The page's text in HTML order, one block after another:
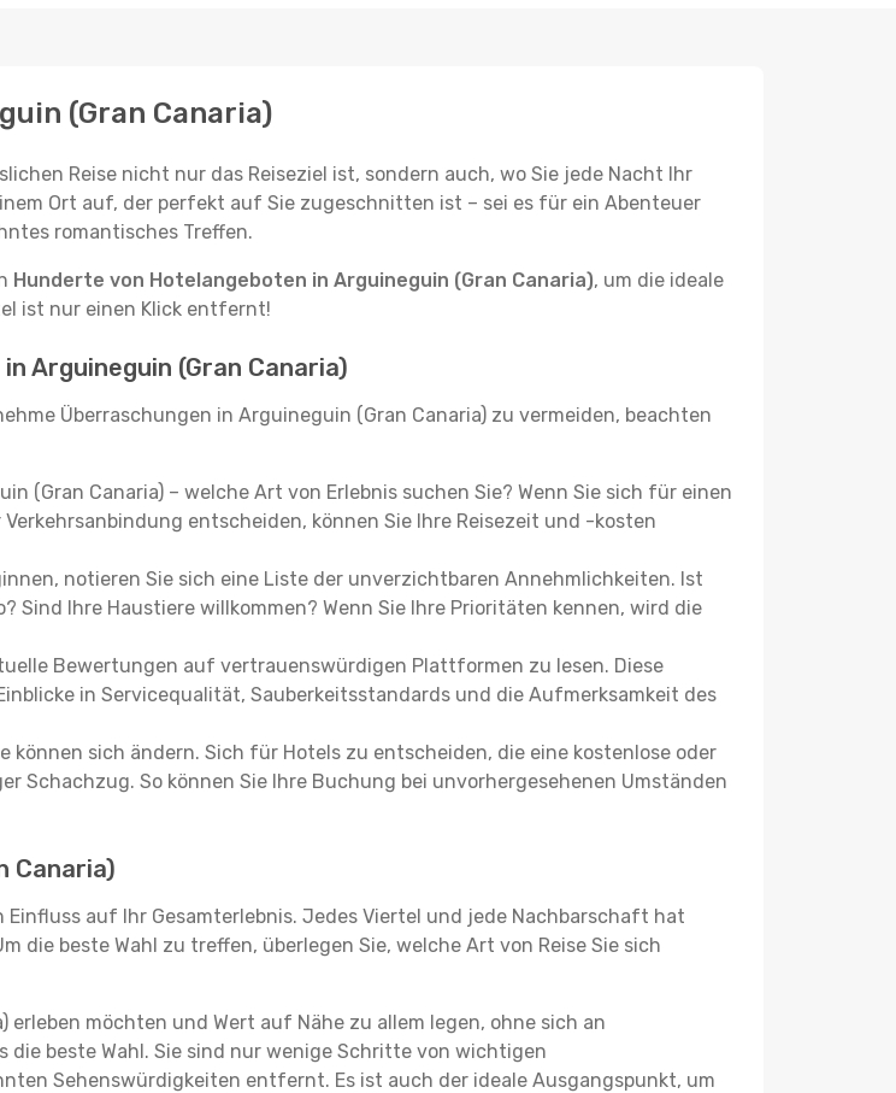
(Gran Canaria)
Reise nicht nur das Reiseziel ist, sondern auch, wo Sie jede Nacht Ihr
Ort auf, der perfekt auf Sie zugeschnitten ist – sei es für ein Abenteuer
romantisches Treffen.
Hunderte von Hotelangeboten in Arguineguin (Gran Canaria), um die ideale
ist nur einen Klick entfernt!
Arguineguin (Gran Canaria)
Überraschungen in Arguineguin (Gran Canaria) zu vermeiden, beachten
(Gran Canaria) – welche Art von Erlebnis suchen Sie? Wenn Sie sich für einen
entscheiden, können Sie Ihre Reisezeit und -kosten
notieren Sie sich eine Liste der unverzichtbaren Annehmlichkeiten. Ist
Sind Ihre Haustiere willkommen? Wenn Sie Ihre Prioritäten kennen, wird die
Bewertungen auf vertrauenswürdigen Plattformen zu lesen. Diese
in Servicequalität, Sauberkeitsstandards und die Aufmerksamkeit des
können sich ändern. Sich für Hotels zu entscheiden, die eine kostenlose oder
Schachzug. So können Sie Ihre Buchung bei unvorhergesehenen Umständen
Canaria)
auf Ihr Gesamterlebnis. Jedes Viertel und jede Nachbarschaft hat
die beste Wahl zu treffen, überlegen Sie, welche Art von Reise Sie sich
erleben möchten und Wert auf Nähe zu allem legen, ohne sich an
die beste Wahl. Sie sind nur wenige Schritte von wichtigen
Sehenswürdigkeiten entfernt. Es ist auch der ideale Ausgangspunkt, um